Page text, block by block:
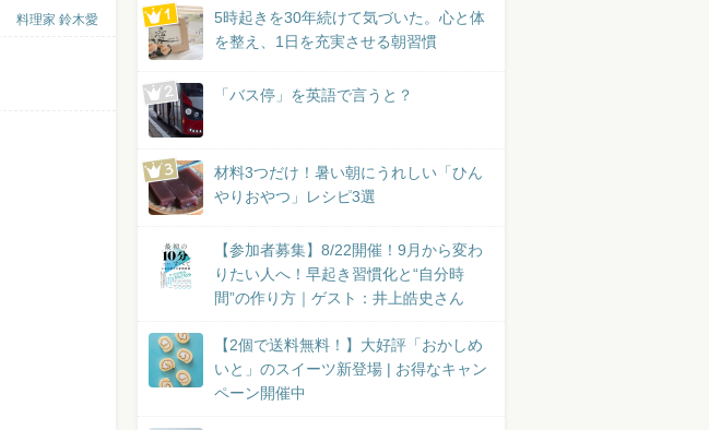
料理家 鈴木愛
5時起きを30年続けて気づいた。心と体
を整え、1日を充実させる朝習慣
「バス停」を英語で言うと？
材料3つだけ！暑い朝にうれしい「ひん
やりおやつ」レシピ3選
【参加者募集】8/22開催！9月から変わ
りたい人へ！早起き習慣化と“自分時
間”の作り方｜ゲスト：井上皓史さん
【2個で送料無料！】大好評「おかしめ
いと」のスイーツ新登場 | お得なキャン
ペーン開催中